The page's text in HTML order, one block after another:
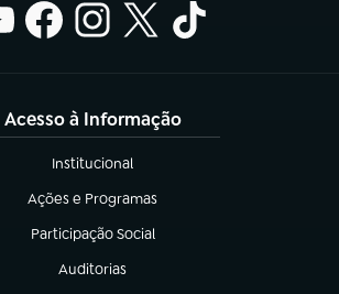
Acesso à Informação
Institucional
(abre em nova aba)
Ações e Programas
(abre em nova aba)
Participação Social
(abre em nova aba)
Auditorias
(abre em nova aba)